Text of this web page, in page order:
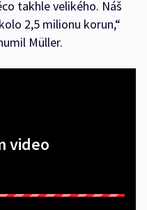
takhle velikého. Náš
2,5 milionu korun,“
Müller.
video